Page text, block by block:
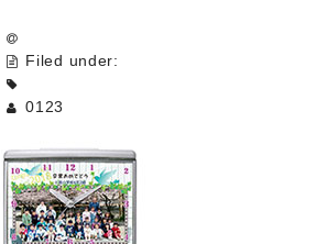
Filed under:
0123